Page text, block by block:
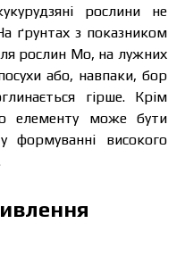
рослини не
ґрунтах з показником
рослин Мо, на лужних
або, навпаки, бор
гірше. Крім
елементу може бути
високого